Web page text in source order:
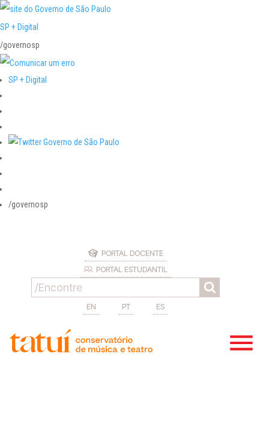
SP + Digital
/governosp
SP + Digital
/governosp
PORTAL DOCENTE
PORTAL ESTUDANTIL
EN PT ES